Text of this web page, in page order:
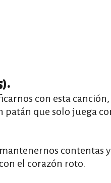
con esta
patán que solo juega
contentas
el corazón roto.